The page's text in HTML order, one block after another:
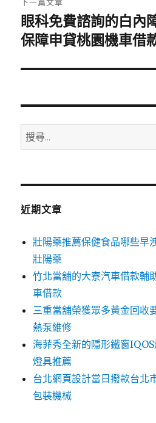
下
一
文
眼科免費諮詢的白內
保障申貸桃園機車借
搜
尋
鍵
近期文章
壯陽藥推薦保健食品哪些早
壯陽藥
竹北當舖的大寮汽車借款輔
車借款
三重當舖榮獲眾多黃金回收
熱泵維修
海菲秀全新的隱形鐵窗
燈具推薦
台北網頁設計當日撥款台
包裝機械